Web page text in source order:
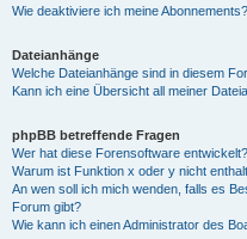
Wie deaktiviere ich meine Abonnements?
Dateianhänge
Welche Dateianhänge sind in diesem
Kann ich eine Übersicht all meiner
phpBB betreffende Fragen
Wer hat diese Forensoftware entwickelt?
Warum ist Funktion x oder y nicht
An wen soll ich mich wenden, falls es
Forum gibt?
Wie kann ich einen Administrator des